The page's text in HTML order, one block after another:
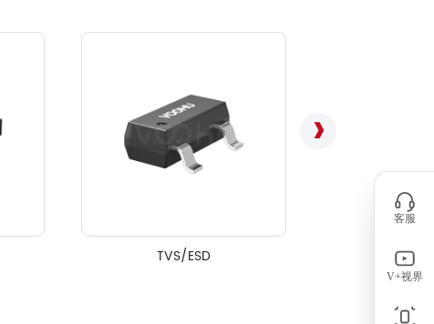
TVS/ESD
信号线用共模
客服
V+视界